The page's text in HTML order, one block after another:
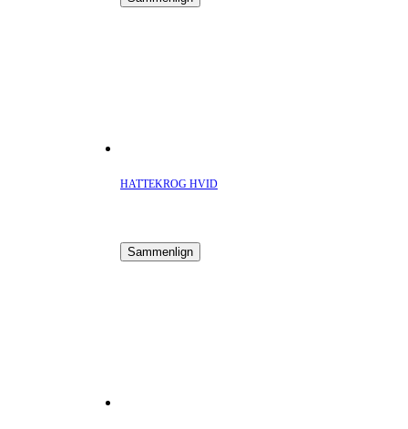
HATTEKROG HVID
Sammenlign